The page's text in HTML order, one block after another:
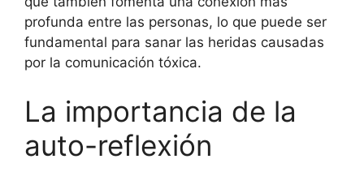
profunda entre las personas, lo que puede ser
fundamental para sanar las heridas causadas
por la comunicación tóxica.
La importancia de la
auto-reflexión